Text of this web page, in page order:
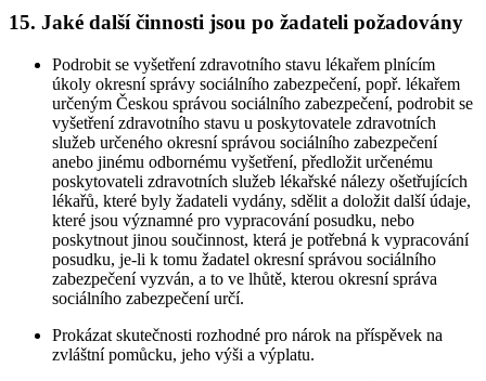
15. Jaké další činnosti jsou po žadateli požadovány
Podrobit se vyšetření zdravotního stavu lékařem plnícím
úkoly okresní správy sociálního zabezpečení, popř. lékařem
určeným Českou správou sociálního zabezpečení, podrobit se
vyšetření zdravotního stavu u poskytovatele zdravotních
služeb určeného okresní správou sociálního zabezpečení
anebo jinému odbornému vyšetření, předložit určenému
poskytovateli zdravotních služeb lékařské nálezy ošetřujících
lékařů, které byly žadateli vydány, sdělit a doložit další údaje,
které jsou významné pro vypracování posudku, nebo
poskytnout jinou součinnost, která je potřebná k vypracování
posudku, je-li k tomu žadatel okresní správou sociálního
zabezpečení vyzván, a to ve lhůtě, kterou okresní správa
sociálního zabezpečení určí.
Prokázat skutečnosti rozhodné pro nárok na příspěvek na
zvláštní pomůcku, jeho výši a výplatu.